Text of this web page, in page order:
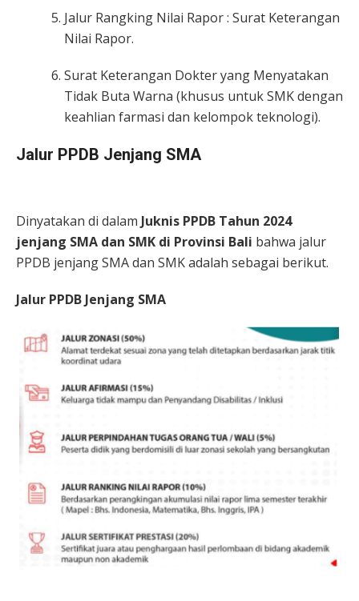
Jalur Rangking Nilai Rapor : Surat Keterangan
Nilai Rapor.
Surat Keterangan Dokter yang Menyatakan
Tidak Buta Warna (khusus untuk SMK dengan
keahlian farmasi dan kelompok teknologi).
Jalur PPDB Jenjang SMA
Dinyatakan di dalam Juknis PPDB Tahun 2024
jenjang SMA dan SMK di Provinsi Bali bahwa jalur
PPDB jenjang SMA dan SMK adalah sebagai berikut.
Jalur PPDB Jenjang SMA